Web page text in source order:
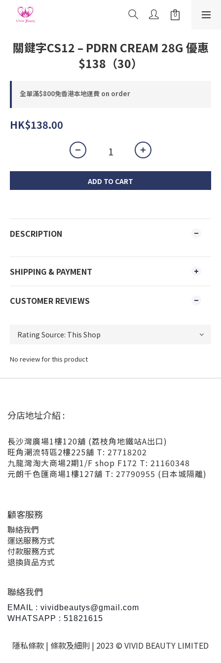
關鍵字CS12 – PDRN CREAM 28G 優惠
$138（30）
全單滿$800免香港本地運費 on order
HK$138.00
ADD TO CART
DESCRIPTION
SHIPPING & PAYMENT
CUSTOMER REVIEWS
No review for this product
分店地址介紹 :
長沙灣廣場1樓120舖 (荔枝角地鐵站A出口)
旺角潮流特區2樓225舖 T: 27718202
九龍灣淘大商場2期1/F shop F172 T: 21160348
元朗千色匯商場1樓127舖 T: 27790955 (日本城隔離)
顧客服務
聯絡我們
運送服務方式
付款服務方式
退換貨品方式
聯絡我們
EMAIL : vividbeautys@gmail.com
WHATSAPP : 51821615
隱私條款 | 條款及細則 | 2023 © VIVID BEAUTY LIMITED